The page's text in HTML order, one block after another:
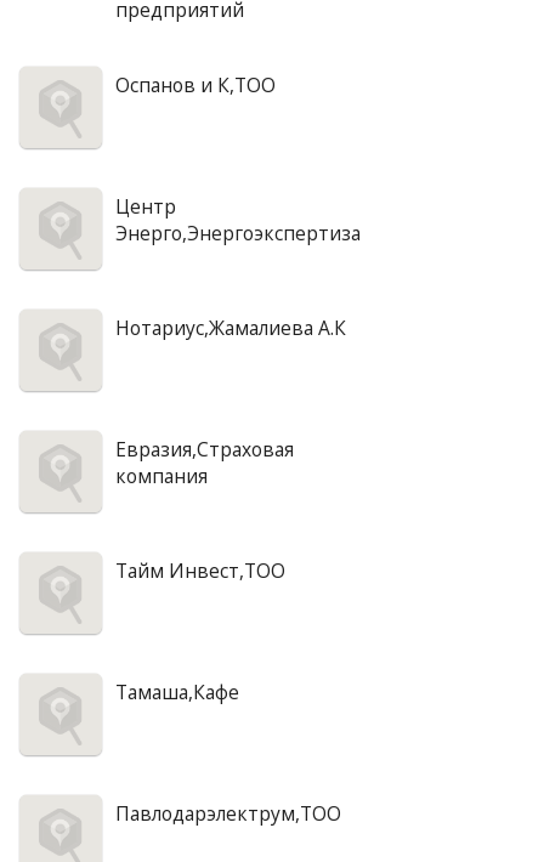
предприятий
Оспанов и К,ТОО
Центр
Энерго,Энергоэкспертиза
Нотариус,Жамалиева А.К
Евразия,Страховая
компания
Тайм Инвест,ТОО
Тамаша,Кафе
Павлодарэлектрум,ТОО